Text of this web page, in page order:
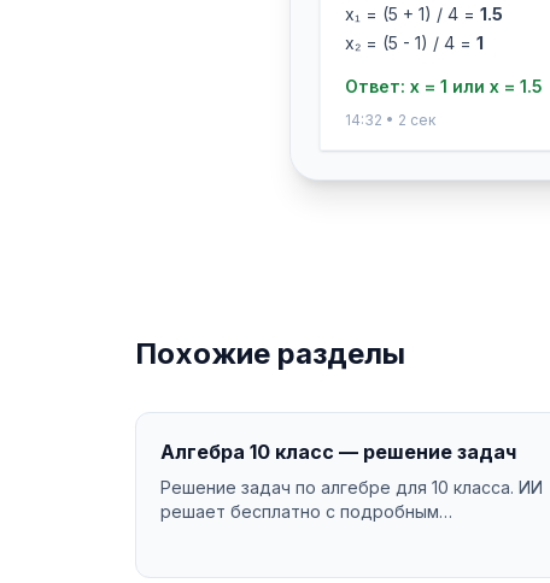
x₁ = (5 + 1) / 4 = 1.5
x₂ = (5 - 1) / 4 = 1
Ответ: x = 1 или x = 1.5
14:32 • 2 сек
Похожие разделы
Алгебра 10 класс — решение задач
Решение задач по алгебре для 10 класса. ИИ
решает бесплатно с подробным